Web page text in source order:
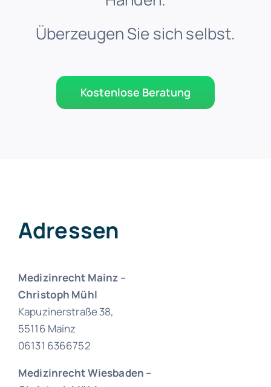
Überzeugen Sie sich selbst.
Kostenlose Beratung
Adressen
Medizinrecht Mainz –
Christoph Mühl
Kapuzinerstraße 38,
55116 Mainz
06131 6366752
Medizinrecht Wiesbaden –